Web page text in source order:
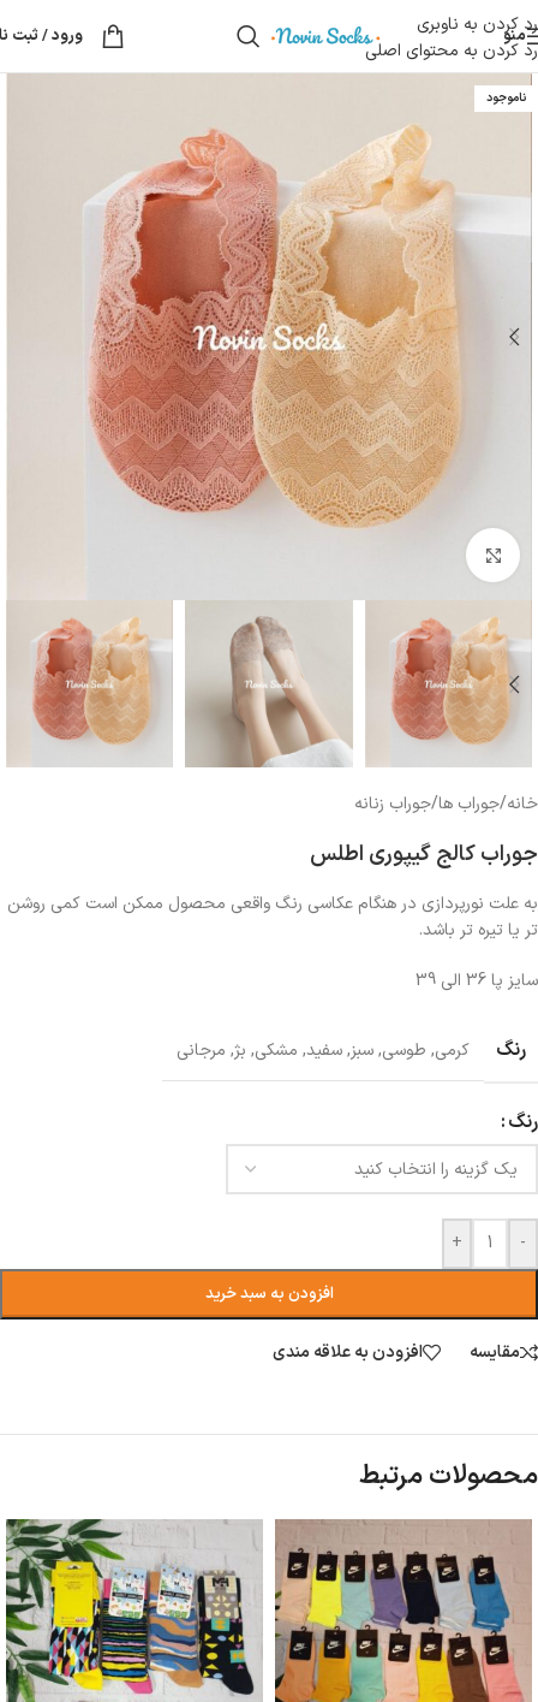
رد کردن به ناوبری
رد کردن به محتوای اصلی
منو ورود / ثبت
ناموجود
بزرگنمایی تصویر
خانه/جوراب ها/جوراب زنانه
جوراب کالج گیپوری اطلس
به علت نورپردازی در هنگام عکاسی رنگ واقعی محصول ممکن است کمی روشن
تر یا تیره تر باشد.
سایز پا 36 الی 39
رنگ کرمی, طوسی,سبز,سفید, مشکی, بژ, مرجانی
رنگ
-
+
افزودن به سبد خرید
مقایسه افزودن به علاقه مندی
محصولات مرتبط